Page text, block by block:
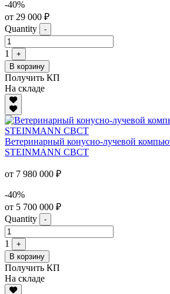
-40%
от 29 000 ₽
Quantity
-
1
+
В корзину
Получить КП
На складе
Ветеринарный конусно-лучевой
STEINMANN CBCT
от 7 980 000 ₽
-40%
от 5 700 000 ₽
Quantity
-
1
+
В корзину
Получить КП
На складе